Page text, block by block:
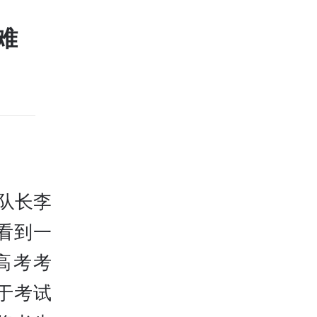
长李
到一
考考
考试